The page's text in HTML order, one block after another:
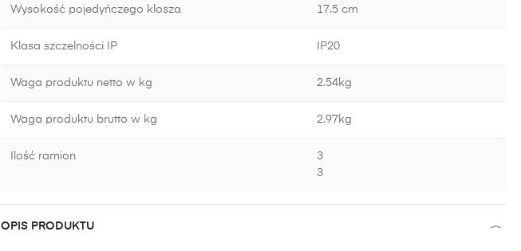
Wysokość pojedyńczego klosza 17.5 cm
Klasa szczelności IP IP20
Waga produktu netto w kg 2.54kg
Waga produktu brutto w kg 2.97kg
Ilość ramion
3
3
OPIS PRODUKTU